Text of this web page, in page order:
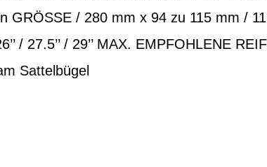
/ 280 mm x 94 zu 115 mm /
/ 27.5’’ / 29’’ MAX. EMPFOHLENE
Sattelbügel